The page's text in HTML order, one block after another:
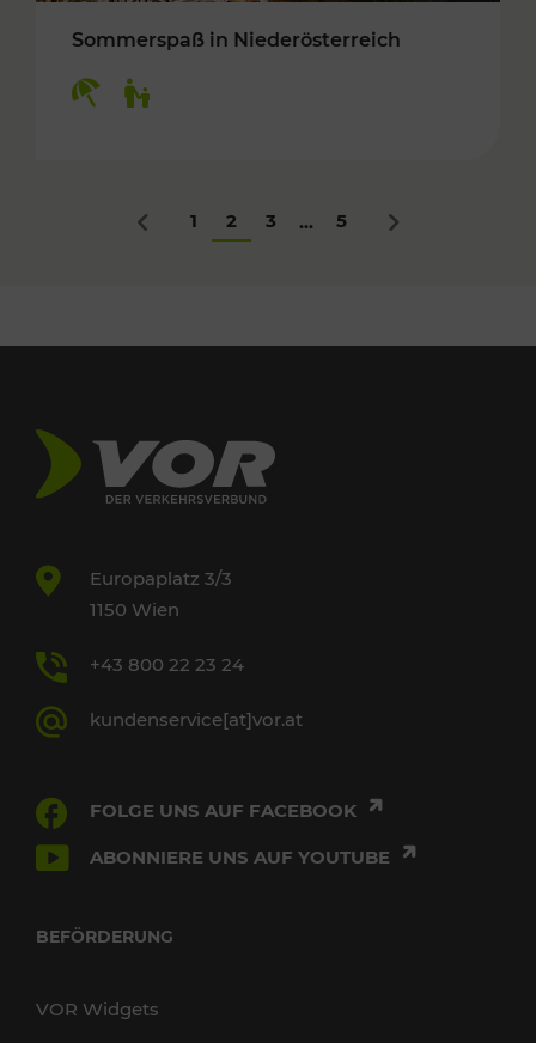
Sommerspaß in Niederösterreich
Zurück
1 2 3 ... 5 Nächstes
Europaplatz 3/3
1150 Wien
+43 800 22 23 24
kundenservice[at]vor.at
FOLGE UNS AUF FACEBOOK
ABONNIERE UNS AUF YOUTUBE
BEFÖRDERUNG
VOR Widgets